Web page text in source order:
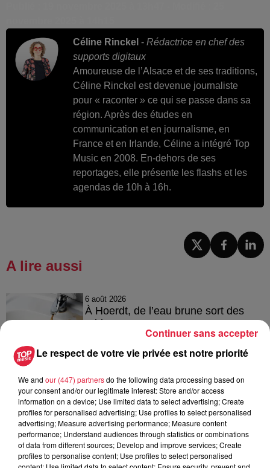
Céline Rinckel - Rédactrice en chef des
supports digitaux
Amoureuse de l’Alsace et de ses traditions,
Céline Rinckel est devenue journaliste
pour « raconter » ce qui se passe dans sa
région. Après des études en
communication et en journalisme, en
France et en Irlande, Céline a intégré Top
Music en 2008. En-dehors de ses
reportages, elle présente les flashs et les
agendas de 10h à 16h.
A lire aussi
6 août 2026
À Hoerdt, de l’eau brune sort des
robinets
6 août 2026
Tags antisémites à Strasbourg :
Catherine Trautmann réagit
6 août 2026
Le respect de votre vie privée est notre priorité
We and our (447) partnersdo the following data processing based on
your consent and/or our legitimate interest: Store and/or access
information on a device; Use limited data to select advertising; Create
profiles for personalised advertising; Use profiles to select personalised
advertising; Measure advertising performance; Measure content
performance; Understand audiences through statistics or combinations
of data from different sources; Develop and improve services; Create
profiles to personalise content; Use profiles to select personalised
Continuer sans accepter